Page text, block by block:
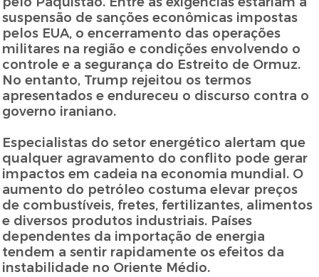
suspensão de sanções econômicas impostas
pelos EUA, o encerramento das operações
militares na região e condições envolvendo o
controle e a segurança do Estreito de Ormuz.
No entanto, Trump rejeitou os termos
apresentados e endureceu o discurso contra o
governo iraniano.
Especialistas do setor energético alertam que
qualquer agravamento do conflito pode gerar
impactos em cadeia na economia mundial. O
aumento do petróleo costuma elevar preços
de combustíveis, fretes, fertilizantes, alimentos
e diversos produtos industriais. Países
dependentes da importação de energia
tendem a sentir rapidamente os efeitos da
instabilidade no Oriente Médio.